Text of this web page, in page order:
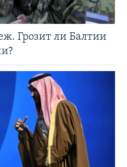
Грозит ли Балтии